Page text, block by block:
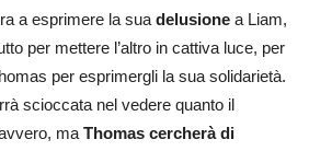
a esprimere la suadelusione a Liam,
per mettere l’altro in cattiva luce, per
per esprimergli la sua solidarietà.
scioccata nel vedere quanto il
maThomas cercherà di